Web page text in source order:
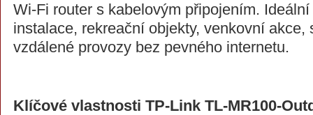
Wi-Fi router s kabelovým připojením.
instalace, rekreační objekty, venkovní akce,
vzdálené provozy bez pevného internetu.
Klíčové vlastnosti TP-Link TL-MR100-